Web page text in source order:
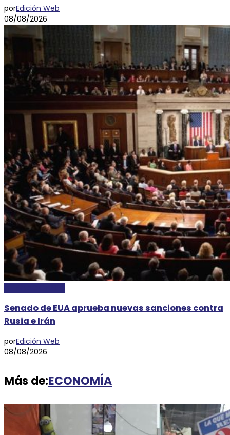
porEdición Web
08/08/2026
Senado de EUA aprueba nuevas sanciones contra
Rusia e Irán
porEdición Web
08/08/2026
Más de:ECONOMÍA